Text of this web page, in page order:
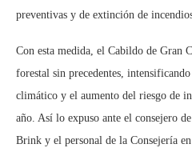
preventivas y de extinción de
Con esta medida, el Cabildo de Gran
forestal sin precedentes,
climático y el aumento del riesgo de
año. Así lo expuso ante el consejero
Brink y el personal de la Consejería